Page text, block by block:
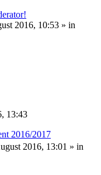
2016, 10:53 » in
13:43
2016/2017
2016, 13:01 » in